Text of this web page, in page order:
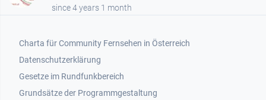
since 4 years 1 month
Footer 1
Charta für Community Fernsehen in Österreich
Datenschutzerklärung
Gesetze im Rundfunkbereich
Grundsätze der Programmgestaltung